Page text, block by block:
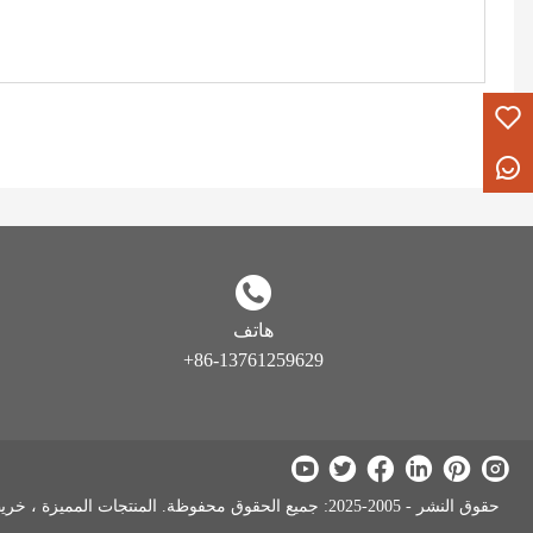
هاتف
+86-13761259629
حقوق النشر - 2005-2025: جميع الحقوق محفوظة.